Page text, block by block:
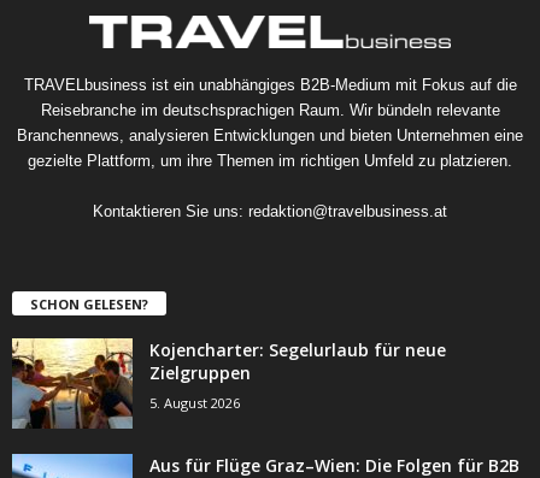
TRAVELbusiness ist ein unabhängiges B2B-Medium mit Fokus auf die
Reisebranche im deutschsprachigen Raum. Wir bündeln relevante
Branchennews, analysieren Entwicklungen und bieten Unternehmen eine
gezielte Plattform, um ihre Themen im richtigen Umfeld zu platzieren.
Kontaktieren Sie uns: redaktion@travelbusiness.at
SCHON GELESEN?
Kojencharter: Segelurlaub für neue
Zielgruppen
5. August 2026
Aus für Flüge Graz–Wien: Die Folgen für B2B